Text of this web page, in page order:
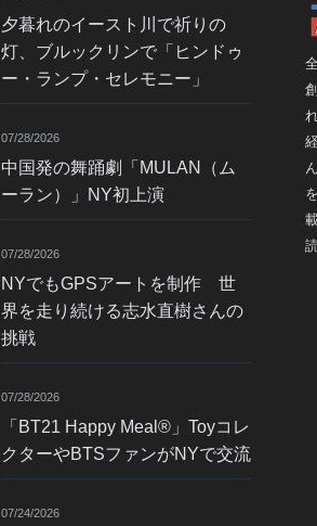
夕暮れのイースト川で祈りの
灯、ブルックリンで「ヒンドゥ
ー・ランプ・セレモニー」
07/28/2026
中国発の舞踊劇「MULAN（ム
ーラン）」NY初上演
07/28/2026
NYでもGPSアートを制作 世
界を走り続ける志水直樹さんの
挑戦
07/28/2026
「BT21 Happy Meal®」Toyコレ
クターやBTSファンがNYで交流
07/24/2026